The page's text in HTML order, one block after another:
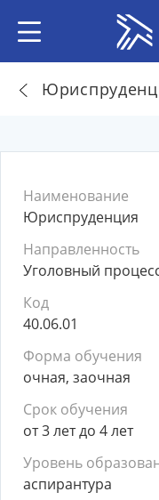
Наименование
Юриспруденция
Направленность
Уголовный
Код
40.06.01
Форма обучения
очная, заочная
Срок обучения
от 3 лет до 4 лет
Уровень
аспирантура